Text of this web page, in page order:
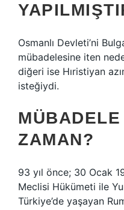
Osmanlı Devleti’ni
mübadelesine iten
diğeri ise Hıristiyan
isteğiydi.
ZAMAN?
93 yıl önce; 30 Ocak
Meclisi Hükümeti ile
Türkiye’de yaşayan